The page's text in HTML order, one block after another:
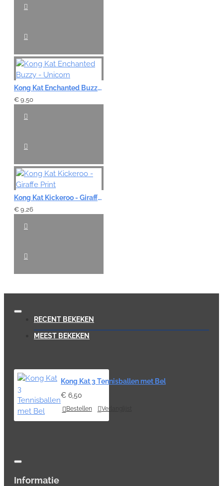
Kong Kat Enchanted Buzzy - Unicorn
€ 9,50
Kong Kat Kickeroo - Giraffe Print
€ 9,26
RECENT BEKEKEN
MEEST BEKEKEN
Kong Kat 3 Tennisballen met Bel
€ 6,50
Bestellen Verlanglijst
Informatie